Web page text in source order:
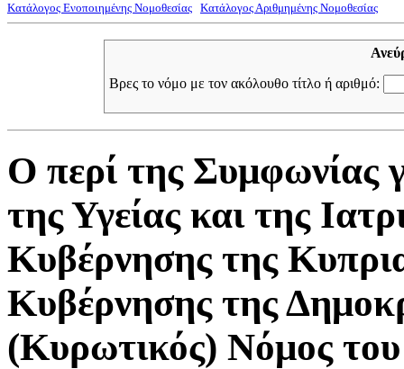
Κατάλογος Ενοποιημένης Νομοθεσίας Κατάλογος Αριθμημένης Νομοθεσίας
Βρες το νόμο με τον ακόλουθο τίτλο ή αριθμό:
Ο περί της Συμφωνίας
της Υγείας και της
Κυβέρνησης της
Κυβέρνησης της
(Κυρωτικός) Νόμος